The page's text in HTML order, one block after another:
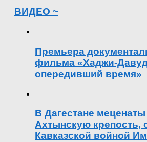
ВИДЕО ~
Премьера
фильма «Хаджи-
опередивший время»
В Дагестане
Ахтынскую крепость,
Кавказской войной